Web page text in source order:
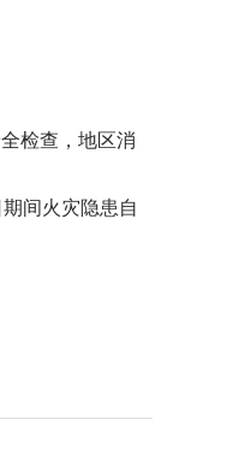
检查，地区消
间火灾隐患自